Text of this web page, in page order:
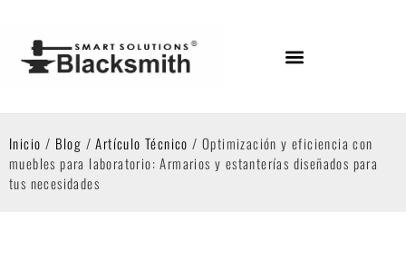
Inicio / Blog /Artículo Técnico / Optimización y eficiencia con
muebles para laboratorio: Armarios y estanterías diseñados para
tus necesidades